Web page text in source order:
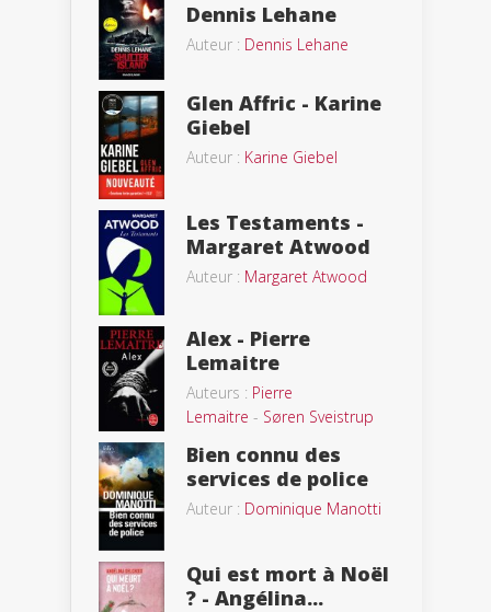
Dennis Lehane
Auteur : Dennis Lehane
Glen Affric - Karine
Giebel
Auteur : Karine Giebel
Les Testaments -
Margaret Atwood
Auteur : Margaret Atwood
Alex - Pierre
Lemaitre
Auteurs : Pierre
Lemaitre - Søren Sveistrup
Bien connu des
services de police
Auteur : Dominique Manotti
Qui est mort à Noël
? - Angélina...